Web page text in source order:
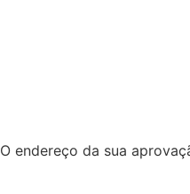
O endereço da sua